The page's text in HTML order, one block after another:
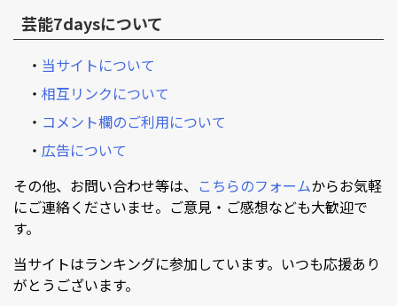
芸能7daysについて
・ 当サイトについて
・ 相互リンクについて
・ コメント欄のご利用について
・ 広告について
その他、お問い合わせ等は、 こちらのフォームからお気軽
にご連絡くださいませ。ご意見・ご感想なども大歓迎で
す。
当サイトはランキングに参加しています。いつも応援あり
がとうございます。